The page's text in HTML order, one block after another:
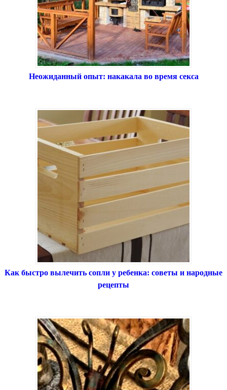
Неожиданный опыт: накакала во время секса
Как быстро вылечить сопли у ребенка: советы и народные
рецепты